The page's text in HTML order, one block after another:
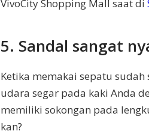
VivoCity Shopping Mall saat di
5. Sandal sangat
Ketika memakai sepatu
udara segar pada kaki Anda
memiliki sokongan pada
kan?